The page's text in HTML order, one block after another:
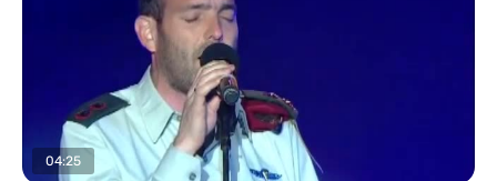
04:25